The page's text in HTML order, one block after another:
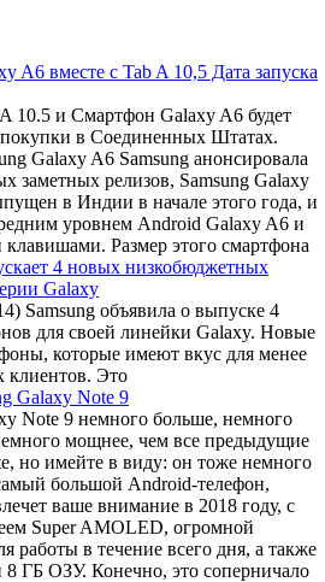
A6 вместе с Tab A 10,5 Дата запуска
10.5 и Смартфон Galaxy A6 будет
покупки в Соединенных Штатах.
Galaxy A6 Samsung анонсировала
заметных релизов, Samsung Galaxy
в Индии в начале этого года, и
уровнем Android Galaxy A6 и
Размер этого смартфона
4 новых низкобюджетных
Galaxy
Samsung объявила о выпуске 4
для своей линейки Galaxy. Новые
которые имеют вкус для менее
клиентов. Это
Galaxy Note 9
Note 9 немного больше, немного
мощнее, чем все предыдущие
но имейте в виду: он тоже немного
большой Android-телефон,
ваше внимание в 2018 году, с
Super AMOLED, огромной
работы в течение всего дня, а также
ГБ ОЗУ. Конечно, это соперничало